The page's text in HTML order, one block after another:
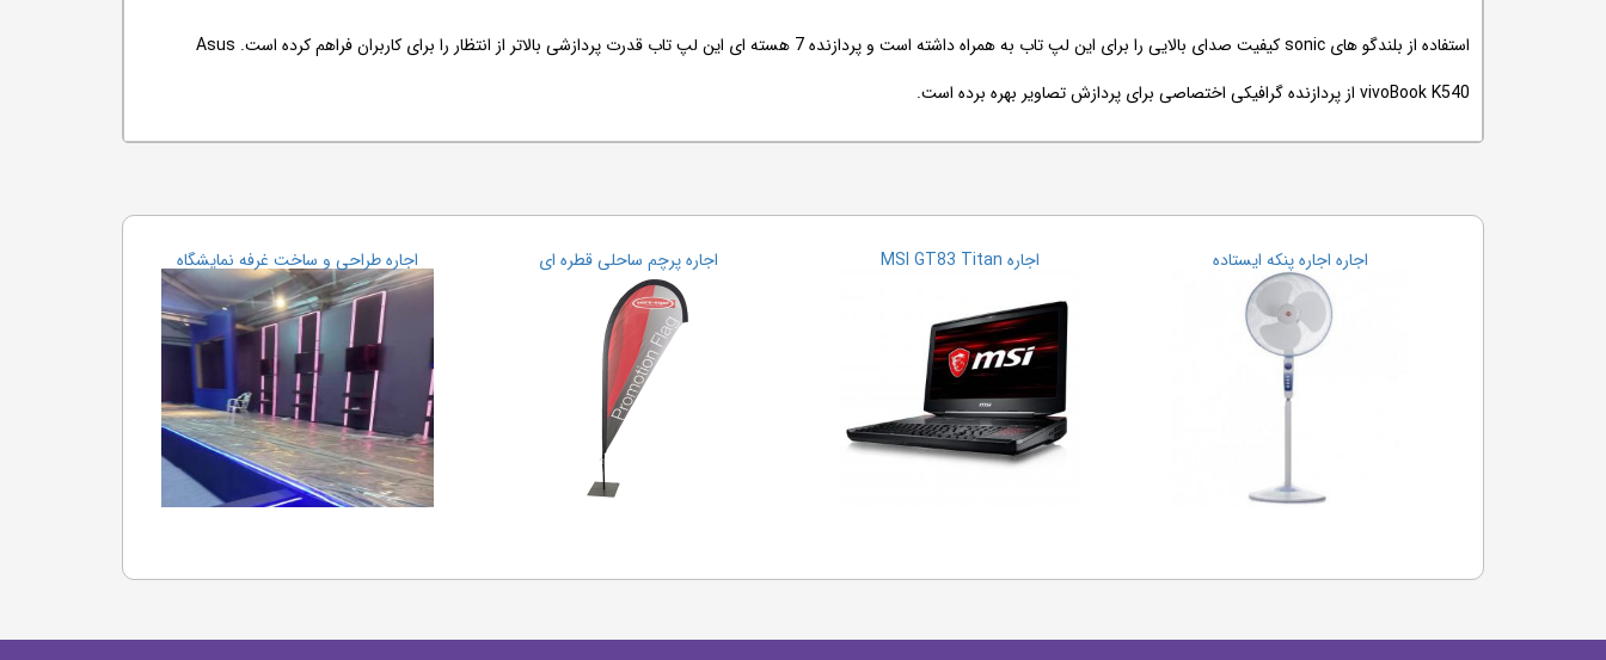
استفاده از بلندگو های sonic کیفیت صدای بالایی را برای این لپ تاب به همراه داشته است و پردازنده 7 هسته ای این لپ تاب قدرت پردازشی بالاتر از انتظار را برای کاربران فراهم کرده است. Asus
vivoBook K540 از پردازنده گرافیکی اختصاصی برای پردازش تصاویر بهره برده است.
اجاره اجاره پنکه ایستاده اجاره MSI GT83 Titan اجاره پرچم ساحلی قطره ای اجاره طراحی و ساخت غرفه نمایشگاه